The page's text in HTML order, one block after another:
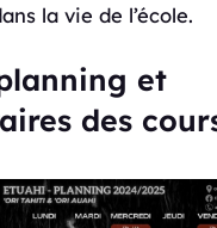
la vie de l’école.
et
des